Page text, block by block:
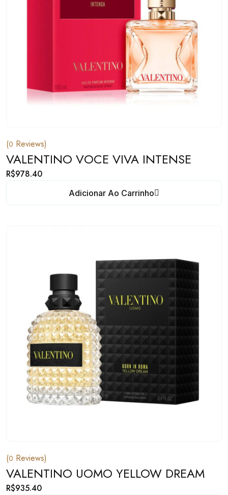
(0 Reviews)
VALENTINO VOCE VIVA INTENSE
R$978.40
Adicionar Ao Carrinho
(0 Reviews)
VALENTINO UOMO YELLOW DREAM
R$935.40